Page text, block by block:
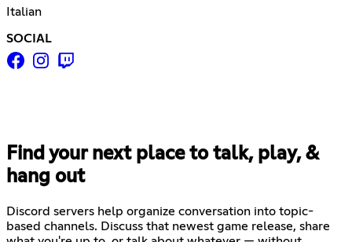
Italian
SOCIAL
Find your next place to talk, play, &
hang out
Discord servers help organize conversation into topic-
based channels. Discuss that newest game release, share